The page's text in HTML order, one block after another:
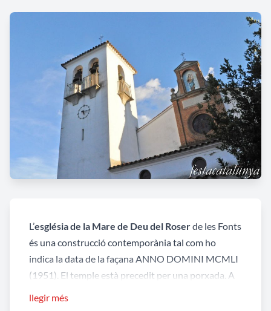
L’església de la Mare de Deu del Roserde les Fonts
és una construcció contemporània tal com ho
indica la data de la façana ANNO DOMINI MCMLI
(1951). El temple està precedit per una porxada. A
llegir més